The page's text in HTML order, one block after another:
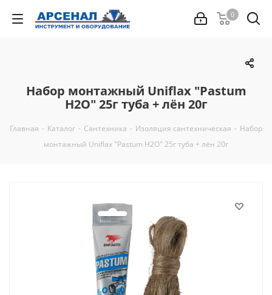
0
Набор монтажный Uniflax "Pastum
H2O" 25г туба + лён 20г
Главная - Каталог - Сантехника - Изоляция сантехническая - Набор
монтажный Uniflax "Pastum H2O" 25г туба + лён 20г